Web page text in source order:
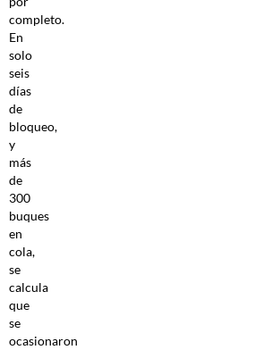
completo.
En
solo
seis
días
de
bloqueo,
y
más
de
300
buques
en
cola,
se
calcula
que
se
ocasionaron